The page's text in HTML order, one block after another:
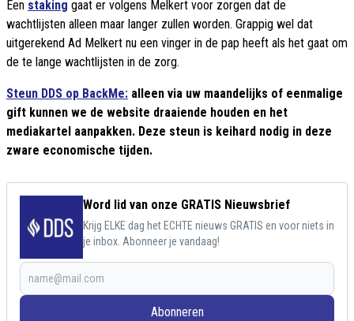
Een staking gaat er volgens Melkert voor zorgen dat de
wachtlijsten alleen maar langer zullen worden. Grappig wel dat
uitgerekend Ad Melkert nu een vinger in de pap heeft als het gaat om
de te lange wachtlijsten in de zorg.
Steun DDS op BackMe: alleen via uw maandelijks of eenmalige
gift kunnen we de website draaiende houden en het
mediakartel aanpakken. Deze steun is keihard nodig in deze
zware economische tijden.
Word lid van onze GRATIS Nieuwsbrief
Krijg ELKE dag het ECHTE nieuws GRATIS en voor niets in
je inbox. Abonneer je vandaag!
Abonneren